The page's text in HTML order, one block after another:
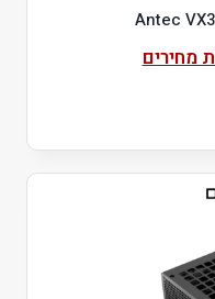
מחירים